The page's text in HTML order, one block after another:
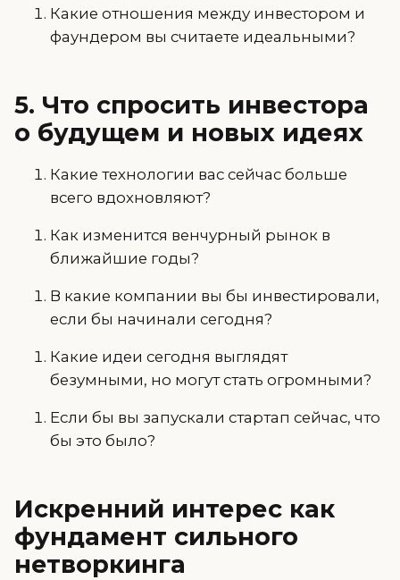
Какие отношения между инвестором и
фаундером вы считаете идеальными?
5. Что спросить инвестора
о будущем и новых идеях
Какие технологии вас сейчас больше
всего вдохновляют?
Как изменится венчурный рынок в
ближайшие годы?
В какие компании вы бы инвестировали,
если бы начинали сегодня?
Какие идеи сегодня выглядят
безумными, но могут стать огромными?
Если бы вы запускали стартап сейчас, что
бы это было?
Искренний интерес как
фундамент сильного
нетворкинга